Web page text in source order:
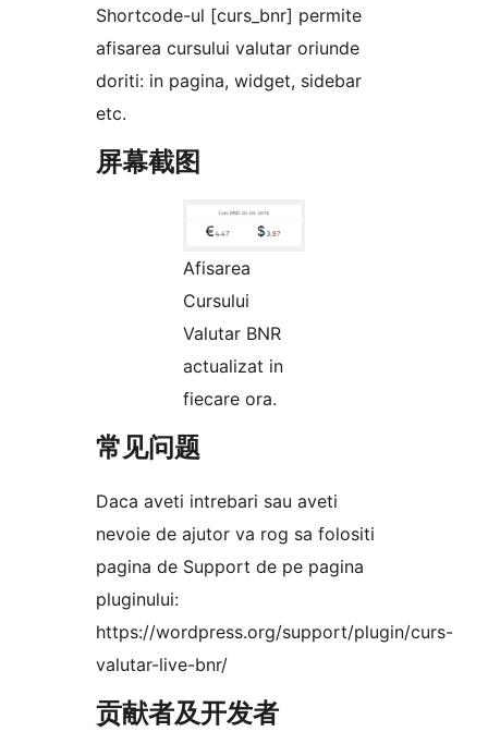
Shortcode-ul [curs_bnr] permite
afisarea cursului valutar oriunde
doriti: in pagina, widget, sidebar
etc.
屏幕截图
Afisarea
Cursului
Valutar BNR
actualizat in
fiecare ora.
常见问题
Daca aveti intrebari sau aveti
nevoie de ajutor va rog sa folositi
pagina de Support de pe pagina
pluginului:
https://wordpress.org/support/plugin/curs-
valutar-live-bnr/
贡献者及开发者